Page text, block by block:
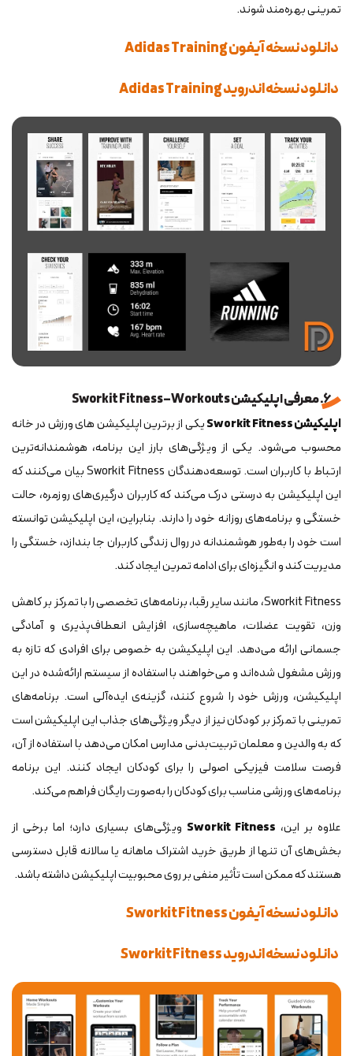
تمرینی بهره‌مند شوند.
دانلود نسخه آیفون Adidas Training
دانلود نسخه اندروید Adidas Training
6. معرفی اپلیکیشن Sworkit Fitness–Workouts
اپلیکیشن Sworkit Fitness
یکی از برترین اپلیکیشن های ورزش در خانه
محسوب می‌شود. یکی از ویژگی‌های بارز این برنامه، هوشمندانه‌ترین
ارتباط با کاربران است. توسعه‌دهندگان Sworkit Fitness بیان می‌کنند که
این اپلیکیشن به درستی درک می‌کند که کاربران درگیری‌های روزمره، حالت
خستگی و برنامه‌های روزانه خود را دارند. بنابراین، این اپلیکیشن توانسته
است خود را به‌طور هوشمندانه در روال زندگی کاربران جا بندازد، خستگی را
مدیریت کند و انگیزه‌ای برای ادامه تمرین ایجاد کند.
Sworkit Fitness، مانند سایر رقبا، برنامه‌های تخصصی را با تمرکز بر کاهش
وزن، تقویت عضلات، ماهیچه‌سازی، افزایش انعطاف‌پذیری و آمادگی
جسمانی ارائه می‌دهد. این اپلیکیشن به خصوص برای افرادی که تازه به
ورزش مشغول شده‌اند و می‌خواهند با استفاده از سیستم ارائه‌شده در این
اپلیکیشن، ورزش خود را شروع کنند، گزینه‌ی ایده‌آلی است. برنامه‌های
تمرینی با تمرکز بر کودکان نیز از دیگر ویژگی‌های جذاب این اپلیکیشن است
که به والدین و معلمان تربیت‌بدنی مدارس امکان می‌دهد با استفاده از آن،
فرصت سلامت فیزیکی اصولی را برای کودکان ایجاد کنند. این برنامه
برنامه‌های ورزشی مناسب برای کودکان را به‌صورت رایگان فراهم می‌کند.
علاوه بر این، Sworkit Fitness ویژگی‌های بسیاری دارد؛ اما برخی از
بخش‌های آن تنها از طریق خرید اشتراک ماهانه یا سالانه قابل دسترسی
هستند که ممکن است تأثیر منفی بر روی محبوبیت اپلیکیشن داشته باشد.
دانلود نسخه آیفون Sworkit Fitness
دانلود نسخه اندروید Sworkit Fitness